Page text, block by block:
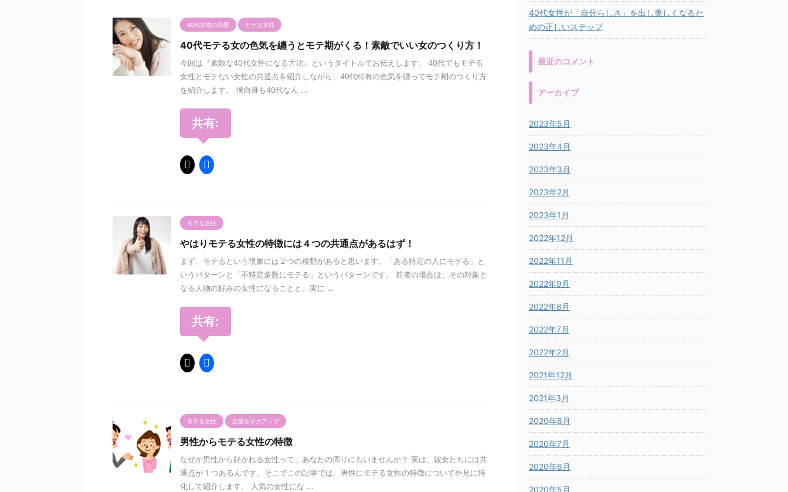
40代女性の恋愛 モテる女性
40代モテる女の色気を纏うとモテ期がくる！素敵でいい女のつくり方！
今回は『素敵な40代女性になる方法』というタイトルでお伝えします。 40代でもモテる
女性とモテない女性の共通点を紹介しながら、40代特有の色気を纏ってモテ期のつくり方
を紹介します。 僕自身も40代なん ...
共有:
モテる女性
やはりモテる女性の特徴には４つの共通点があるはず！
まず、モテるという現象には２つの種類があると思います。「ある特定の人にモテる」と
いうパターンと「不特定多数にモテる」というパターンです。 前者の場合は、その対象と
なる人物の好みの女性になることと、実に ...
共有:
モテる女性 恋愛女子力アップ
男性からモテる女性の特徴
なぜか男性から好かれる女性って、あなたの周りにもいませんか？ 実は、彼女たちには共
通点が 1 つあるんです。そこでこの記事では、男性にモテる女性の特徴について外見に特
化して紹介します。 人気の女性にな ...
40代女性が「自分らしさ」を出し美しくなるた
めの正しいステップ
最近のコメント
アーカイブ
2023年5月
2023年4月
2023年3月
2023年2月
2023年1月
2022年12月
2022年11月
2022年9月
2022年8月
2022年7月
2022年2月
2021年12月
2021年3月
2020年8月
2020年7月
2020年6月
2020年5月